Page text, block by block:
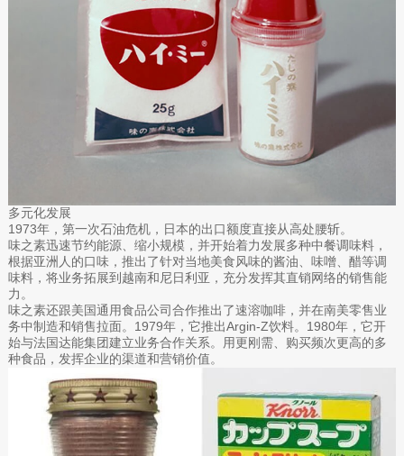
多元化发展
1973年，第一次石油危机，日本的出口额度直接从高处腰斩。
味之素迅速节约能源、缩小规模，并开始着力发展多种中餐调味料，
根据亚洲人的口味，推出了针对当地美食风味的酱油、味噌、醋等调
味料，将业务拓展到越南和尼日利亚，充分发挥其直销网络的销售能
力。
味之素还跟美国通用食品公司合作推出了速溶咖啡，并在南美零售业
务中制造和销售拉面。1979年，它推出Argin-Z饮料。1980年，它开
始与法国达能集团建立业务合作关系。用更刚需、购买频次更高的多
种食品，发挥企业的渠道和营销价值。